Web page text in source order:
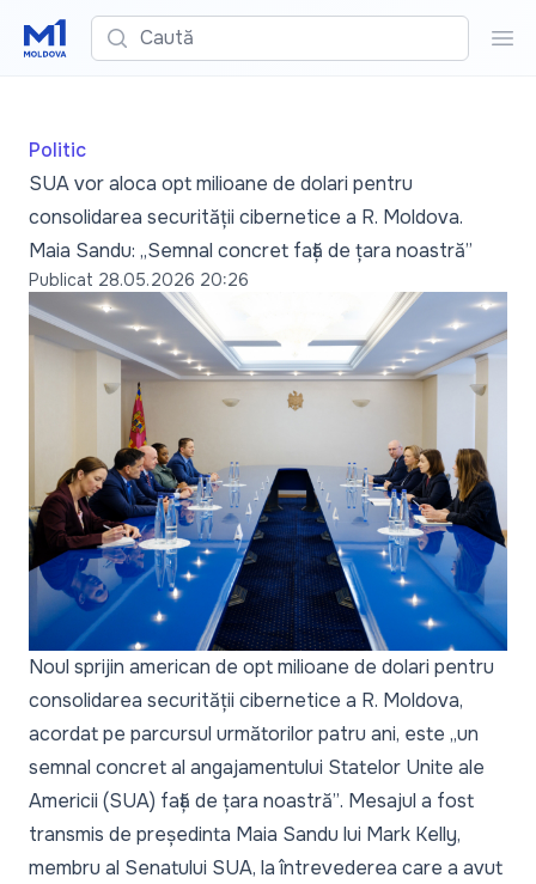
Caută
Politic
SUA vor aloca opt milioane de dolari pentru
consolidarea securității cibernetice a R. Moldova.
Maia Sandu: „Semnal concret față de țara noastră”
Publicat 28.05.2026 20:26
Noul sprijin american de opt milioane de dolari pentru
consolidarea securității cibernetice a R. Moldova,
acordat pe parcursul următorilor patru ani, este „un
semnal concret al angajamentului Statelor Unite ale
Americii (SUA) față de țara noastră”. Mesajul a fost
transmis de președinta Maia Sandu lui Mark Kelly,
membru al Senatului SUA, la întrevederea care a avut